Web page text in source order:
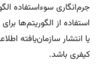
جرم‌انگاری سوءاستفاده
استفاده از الگوریتم‌ها
یا انتشار سازمان‌یافته
کیفری باشد.